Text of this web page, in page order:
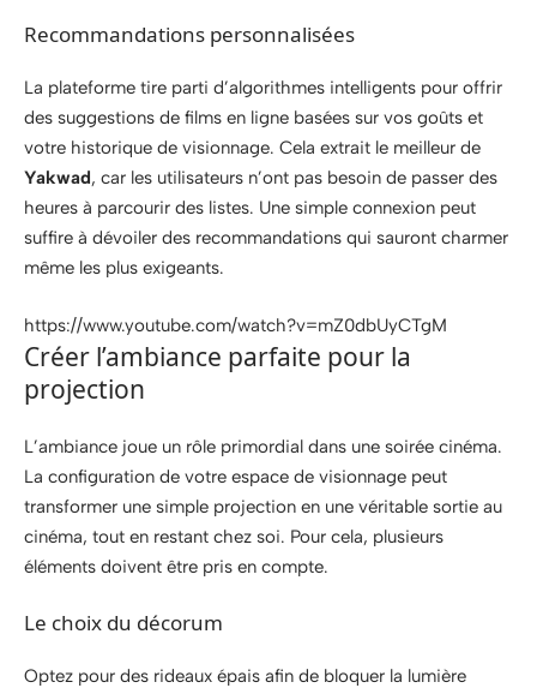
Recommandations personnalisées
La plateforme tire parti d’algorithmes intelligents pour offrir
des suggestions de films en ligne basées sur vos goûts et
votre historique de visionnage. Cela extrait le meilleur de
Yakwad, car les utilisateurs n’ont pas besoin de passer des
heures à parcourir des listes. Une simple connexion peut
suffire à dévoiler des recommandations qui sauront charmer
même les plus exigeants.
https://www.youtube.com/watch?v=mZ0dbUyCTgM
Créer l’ambiance parfaite pour la
projection
L’ambiance joue un rôle primordial dans une soirée cinéma.
La configuration de votre espace de visionnage peut
transformer une simple projection en une véritable sortie au
cinéma, tout en restant chez soi. Pour cela, plusieurs
éléments doivent être pris en compte.
Le choix du décorum
Optez pour des rideaux épais afin de bloquer la lumière